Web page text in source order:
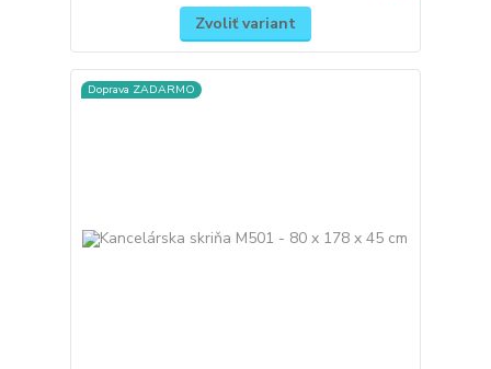
Zvoliť variant
Doprava ZADARMO